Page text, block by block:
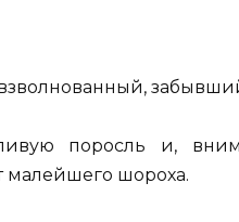
поросль и,
малейшего шороха.